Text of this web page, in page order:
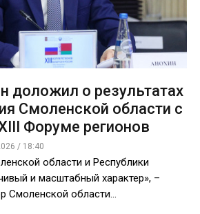
доложил о результатах
Смоленской области с
Форуме регионов
/ 18:40
области и Республики
и масштабный характер», –
Смоленской области...